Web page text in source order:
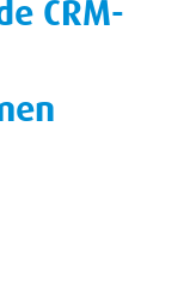
CRM-